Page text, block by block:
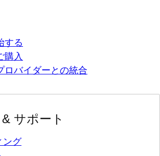
する
購入
ロバイダーとの統合
サポート
ング